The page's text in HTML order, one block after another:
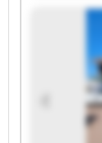
Formplast
GmbH
Formplast
GmbH